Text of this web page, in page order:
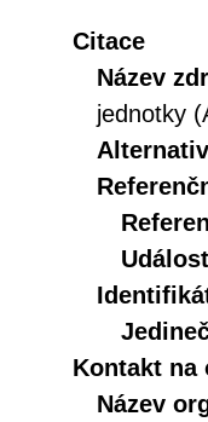
Citace
Název
jednotky
Kontakt na
Název